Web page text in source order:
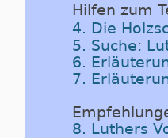
Hilfen zum
4. Die
5. Suche:
6.
7.
8. Luthers